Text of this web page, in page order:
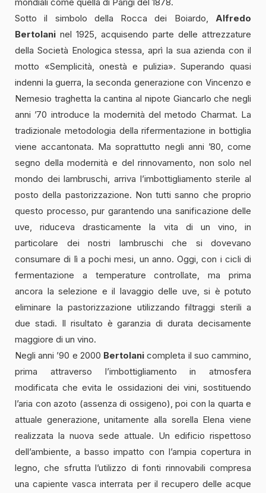
Sotto il simbolo della Rocca dei Boiardo, Alfredo
Bertolani nel 1925, acquisendo parte delle attrezzature
della Società Enologica stessa, aprì la sua azienda con il
motto «Semplicità, onestà e pulizia». Superando quasi
indenni la guerra, la seconda generazione con Vincenzo e
Nemesio traghetta la cantina al nipote Giancarlo che negli
anni ’70 introduce la modernità del metodo Charmat. La
tradizionale metodologia della rifermentazione in bottiglia
viene accantonata. Ma soprattutto negli anni ’80, come
segno della modernità e del rinnovamento, non solo nel
mondo dei lambruschi, arriva l’imbottigliamento sterile al
posto della pastorizzazione. Non tutti sanno che proprio
questo processo, pur garantendo una sanificazione delle
uve, riduceva drasticamente la vita di un vino, in
particolare dei nostri lambruschi che si dovevano
consumare di lì a pochi mesi, un anno. Oggi, con i cicli di
fermentazione a temperature controllate, ma prima
ancora la selezione e il lavaggio delle uve, si è potuto
eliminare la pastorizzazione utilizzando filtraggi sterili a
due stadi. Il risultato è garanzia di durata decisamente
maggiore di un vino.
Negli anni ’90 e 2000 Bertolani completa il suo cammino,
prima attraverso l’imbottigliamento in atmosfera
modificata che evita le ossidazioni dei vini, sostituendo
l’aria con azoto (assenza di ossigeno), poi con la quarta e
attuale generazione, unitamente alla sorella Elena viene
realizzata la nuova sede attuale. Un edificio rispettoso
dell’ambiente, a basso impatto con l’ampia copertura in
legno, che sfrutta l’utilizzo di fonti rinnovabili compresa
una capiente vasca interrata per il recupero delle acque